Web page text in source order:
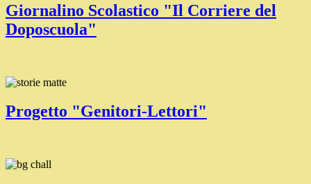
Giornalino Scolastico "Il Corriere del
Doposcuola"
Progetto "Genitori-Lettori"